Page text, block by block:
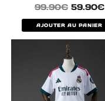
99.90€ 59.90€
AJOUTER AU PANIER